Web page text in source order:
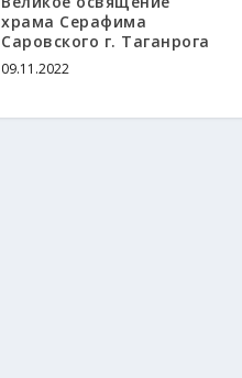
храма Серафима
Саровского г. Таганрога
09.11.2022